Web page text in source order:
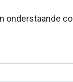
onderstaande